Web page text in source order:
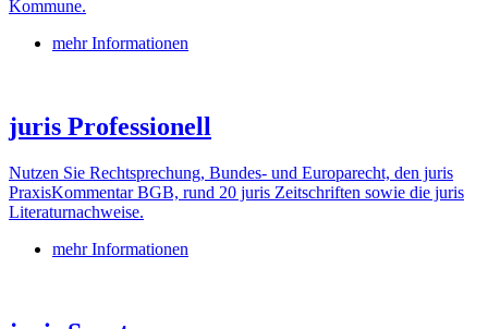
Kommune.
mehr Informationen
juris Professionell
Nutzen Sie Rechtsprechung, Bundes- und Europarecht, den juris
PraxisKommentar BGB, rund 20 juris Zeitschriften sowie die juris
Literaturnachweise.
mehr Informationen